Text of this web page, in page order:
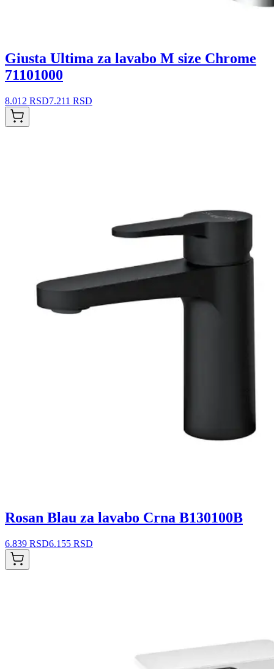
Giusta Ultima za lavabo M size Chrome
71101000
8.012 RSD7.211 RSD
Rosan Blau za lavabo Crna B130100B
6.839 RSD6.155 RSD